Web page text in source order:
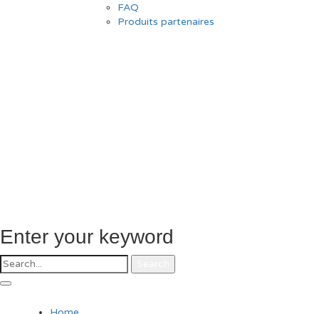
FAQ
Produits partenaires
Enter your keyword